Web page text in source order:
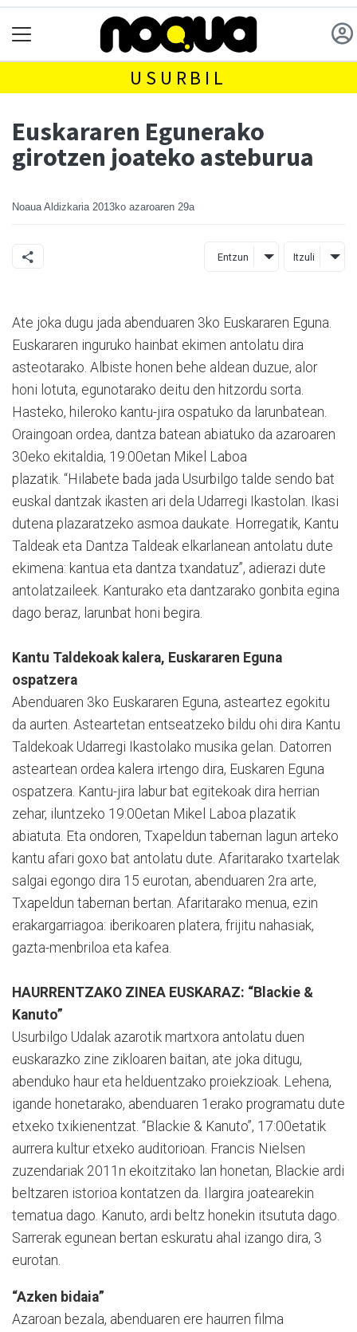
USURBIL
Euskararen Egunerako
girotzen joateko asteburua
Noaua Aldizkaria 2013ko azaroaren 29a
Entzun Itzuli
Ate joka dugu jada abenduaren 3ko Euskararen Eguna.
Euskararen inguruko hainbat ekimen antolatu dira
asteotarako. Albiste honen behe aldean duzue, alor
honi lotuta, egunotarako deitu den hitzordu sorta.
Hasteko, hileroko kantu-jira ospatuko da larunbatean.
Oraingoan ordea, dantza batean abiatuko da azaroaren
30eko ekitaldia, 19:00etan Mikel Laboa
plazatik. “Hilabete bada jada Usurbilgo talde sendo bat
euskal dantzak ikasten ari dela Udarregi Ikastolan. Ikasi
dutena plazaratzeko asmoa daukate. Horregatik, Kantu
Taldeak eta Dantza Taldeak elkarlanean antolatu dute
ekimena: kantua eta dantza txandatuz”, adierazi dute
antolatzaileek. Kanturako eta dantzarako gonbita egina
dago beraz, larunbat honi begira.
Kantu Taldekoak kalera, Euskararen Eguna
ospatzera
Abenduaren 3ko Euskararen Eguna, asteartez egokitu
da aurten. Asteartetan entseatzeko bildu ohi dira Kantu
Taldekoak Udarregi Ikastolako musika gelan. Datorren
asteartean ordea kalera irtengo dira, Euskaren Eguna
ospatzera. Kantu-jira labur bat egitekoak dira herrian
zehar, iluntzeko 19:00etan Mikel Laboa plazatik
abiatuta. Eta ondoren, Txapeldun tabernan lagun arteko
kantu afari goxo bat antolatu dute. Afaritarako txartelak
salgai egongo dira 15 eurotan, abenduaren 2ra arte,
Txapeldun tabernan bertan. Afaritarako menua, ezin
erakargarriagoa: iberikoaren platera, frijitu nahasiak,
gazta-menbriloa eta kafea.
HAURRENTZAKO ZINEA EUSKARAZ: “Blackie &
Kanuto”
Usurbilgo Udalak azarotik martxora antolatu duen
euskarazko zine zikloaren baitan, ate joka ditugu,
abenduko haur eta helduentzako proiekzioak. Lehena,
igande honetarako, abenduaren 1erako programatu dute
etxeko txikienentzat. “Blackie & Kanuto”, 17:00etatik
aurrera kultur etxeko auditorioan. Francis Nielsen
zuzendariak 2011n ekoitzitako lan honetan, Blackie ardi
beltzaren istorioa kontatzen da. Ilargira joatearekin
tematua dago. Kanuto, ardi beltz honekin itsututa dago.
Sarrerak egunean bertan eskuratu ahal izango dira, 3
eurotan.
“Azken bidaia”
Azaroan bezala, abenduaren ere haurren filma